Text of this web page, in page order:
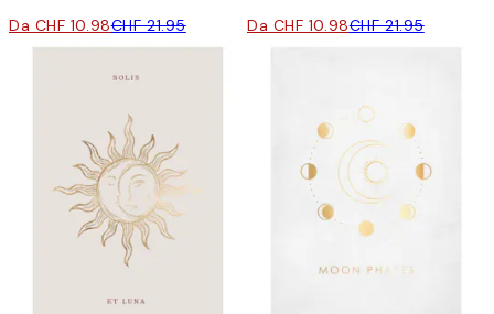
Da CHF 10.98CHF 21.95 Da CHF 10.98CHF 21.95